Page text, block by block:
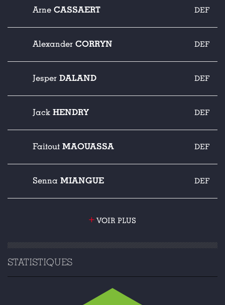
Arne CASSAERT DEF
Alexander CORRYN DEF
Jesper DALAND DEF
Jack HENDRY DEF
Faitout MAOUASSA DEF
Senna MIANGUE DEF
+ VOIR PLUS
STATISTIQUES